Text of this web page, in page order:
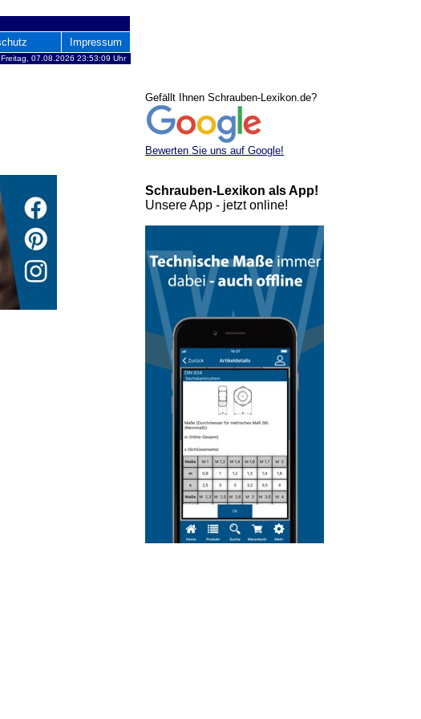
Impressum
Freitag, 07.08.2026 23:53:09 Uhr
Gefällt Ihnen Schrauben-Lexikon.de?
Bewerten Sie uns auf Google!
Schrauben-Lexikon als App!
Unsere App - jetzt online!